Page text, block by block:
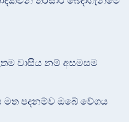
වාසිය නම් අසමසම
පදනම්ව ඔබේ වේගය